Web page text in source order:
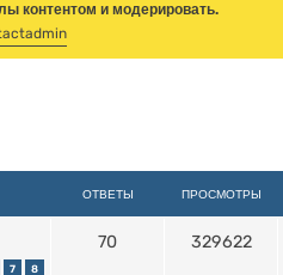
контентом и модерировать.
ОТВЕТЫ ПРОСМОТРЫ
7 8
70 329622